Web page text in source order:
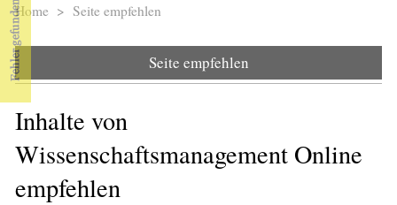
Sie sind hier
Home > Seite empfehlen
Seite empfehlen
Inhalte von
Wissenschaftsmanagement Online
empfehlen